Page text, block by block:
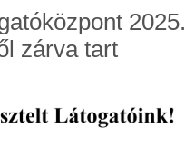
2025.
zárva tart